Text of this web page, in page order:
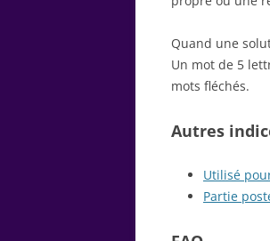
Quand une
Un mot de 5
mots fléchés.
Autres
Utilisé
Partie